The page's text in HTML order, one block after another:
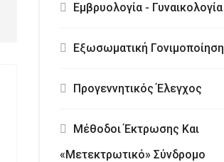
Εμβρυολογία - Γυναικολογία
Εξωσωματική Γονιμοποίηση
Προγεννητικός Έλεγχος
Μέθοδοι Έκτρωσης Και
«Μετεκτρωτικό» Σύνδρομο